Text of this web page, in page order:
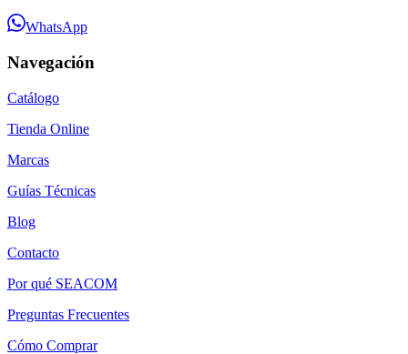
WhatsApp
Navegación
Catálogo
Tienda Online
Marcas
Guías Técnicas
Blog
Contacto
Por qué SEACOM
Preguntas Frecuentes
Cómo Comprar